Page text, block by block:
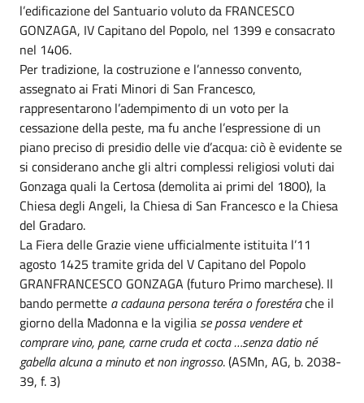
l’edificazione del Santuario voluto da FRANCESCO
GONZAGA, IV Capitano del Popolo, nel 1399 e consacrato
nel 1406.
Per tradizione, la costruzione e l’annesso convento,
assegnato ai Frati Minori di San Francesco,
rappresentarono l’adempimento di un voto per la
cessazione della peste, ma fu anche l’espressione di un
piano preciso di presidio delle vie d’acqua: ciò è evidente se
si considerano anche gli altri complessi religiosi voluti dai
Gonzaga quali la Certosa (demolita ai primi del 1800), la
Chiesa degli Angeli, la Chiesa di San Francesco e la Chiesa
del Gradaro.
La Fiera delle Grazie viene ufficialmente istituita l’11
agosto 1425 tramite grida del V Capitano del Popolo
GRANFRANCESCO GONZAGA (futuro Primo marchese). Il
bando permette a cadauna persona teréra o forestérache il
giorno della Madonna e la vigilia se possa vendere et
comprare vino, pane, carne cruda et cocta …senza datio né
gabella alcuna a minuto et non ingrosso. (ASMn, AG, b. 2038-
39, f. 3)